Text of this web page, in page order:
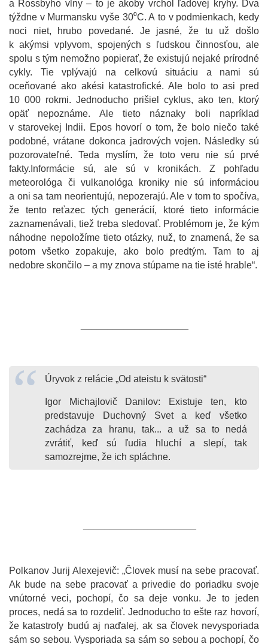
a Rossbyho vlny – to je akoby vrchol ľadovej kryhy. Dva
týždne v Murmansku vyše 30⁰C. A to v podmienkach, kedy
noci niet, hrubo povedané. Je jasné, že tu už došlo
k akýmsi vplyvom, spojených s ľudskou činnosťou, ale
spolu s tým nemožno popierať, že existujú nejaké prírodné
cykly. Tie vplývajú na celkovú situáciu a nami sú
oceňované ako akési katastrofické. Ale bolo to asi pred
10 000 rokmi. Jednoducho prišiel cyklus, ako ten, ktorý
opäť nepoznáme. Ale tieto náznaky boli napríklad
v starovekej Indii. Epos hovorí o tom, že bolo niečo také
podobné, vrátane dokonca jadrových vojen. Následky sú
pozorovateľné. Teda myslím, že toto veru nie sú prvé
fakty.Informácie sú, ale sú v kronikách. Z pohľadu
meteorológa či vulkanológa kroniky nie sú informáciou
a oni sa tam neorientujú, nepozerajú. Ale v tom to spočíva,
že tento reťazec tých generácií, ktoré tieto informácie
zaznamenávali, tiež treba sledovať. Problémom je, že kým
náhodne nepoložíme tieto otázky, nuž, to znamená, že sa
potom všetko zopakuje, ako bolo predtým. Tam to aj
nedobre skončilo – a my znova stúpame na tie isté hrable“.
Úryvok z relácie „Od ateistu k svätosti“
Igor Michajlovič Danilov: Existuje ten, kto
predstavuje Duchovný Svet a keď všetko
zachádza za hranu, tak... a už sa to nedá
zvrátiť, keď sú ľudia hluchí a slepí, tak
samozrejme, že ich spláchne.
Polkanov Jurij Alexejevič: „Človek musí na sebe pracovať.
Ak bude na sebe pracovať a privedie do poriadku svoje
vnútorné veci, pochopí, čo sa deje vonku. Je to jeden
proces, nedá sa to rozdeliť. Jednoducho to ešte raz hovorí,
že katastrofy budú aj naďalej, ak sa človek nevysporiada
sám so sebou. Vysporiada sa sám so sebou a pochopí, čo